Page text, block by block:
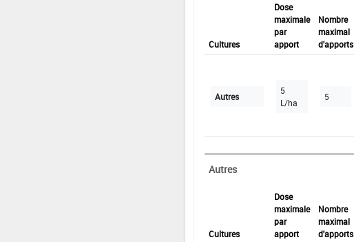
Cultures
Dose
maximale
par
apport
Nombre
maximal
d'apports
Autres
5
L/ha
5
Autres
Cultures
Dose
maximale
par
apport
Nombre
maximal
d'apports